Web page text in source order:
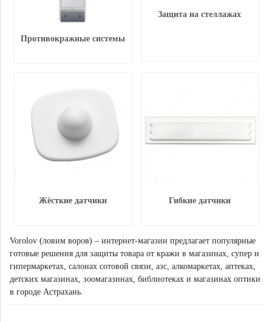
Противокражные системы
Защита на стеллажах
Жёсткие датчики Гибкие датчики
Vorolov (ловим воров) – интернет-магазин предлагает популярные
готовые решения для защиты товара от кражи в магазинах, супер и
гипермаркетах, салонах сотовой связи, азс, алкомаркетах, аптеках,
детских магазинах, зоомагазинах, библиотеках и магазинах оптики
в городе Астрахань.